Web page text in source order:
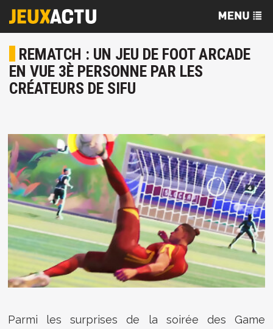
REMATCH : UN JEU DE FOOT ARCADE
EN VUE 3È PERSONNE PAR LES
CRÉATEURS DE SIFU
Parmi les surprises de la soirée des Game